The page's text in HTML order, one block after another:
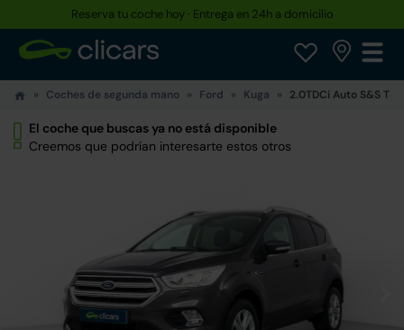
Reserva tu coche hoy · Entrega en 24h a domicilio
Coches de segunda mano Ford Kuga 2.0TDCi Auto S&S
El coche que buscas ya no está disponible
Creemos que podrían interesarte estos otros